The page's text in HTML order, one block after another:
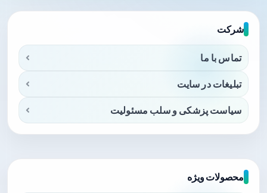
شرکت
تماس با ما
تبلیغات در سایت
سیاست پزشکی و سلب مسئولیت
محصولات ویژه